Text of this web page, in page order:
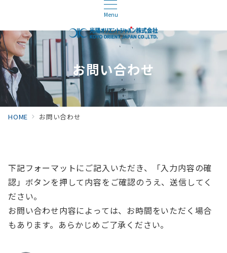
Menu
お問い合わせ
HOME お問い合わせ
下記フォーマットにご記入いただき、「入力内容の確
認」ボタンを押して内容をご確認のうえ、送信してく
ださい。
お問い合わせ内容によっては、お時間をいただく場合
もあります。あらかじめご了承ください。